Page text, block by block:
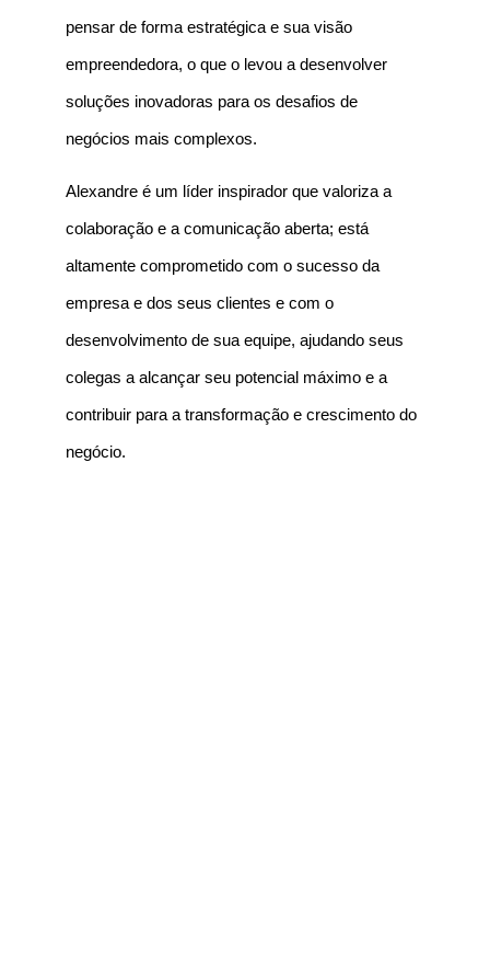
pensar de forma estratégica e sua visão
empreendedora, o que o levou a desenvolver
soluções inovadoras para os desafios de
negócios mais complexos.
Alexandre é um líder inspirador que valoriza a
colaboração e a comunicação aberta; está
altamente comprometido com o sucesso da
empresa e dos seus clientes e com o
desenvolvimento de sua equipe, ajudando seus
colegas a alcançar seu potencial máximo e a
contribuir para a transformação e crescimento do
negócio.